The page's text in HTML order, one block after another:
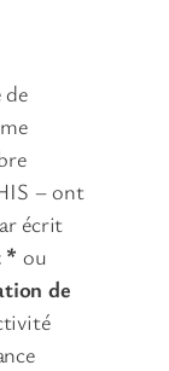
de
– ont
écrit
* ou
de